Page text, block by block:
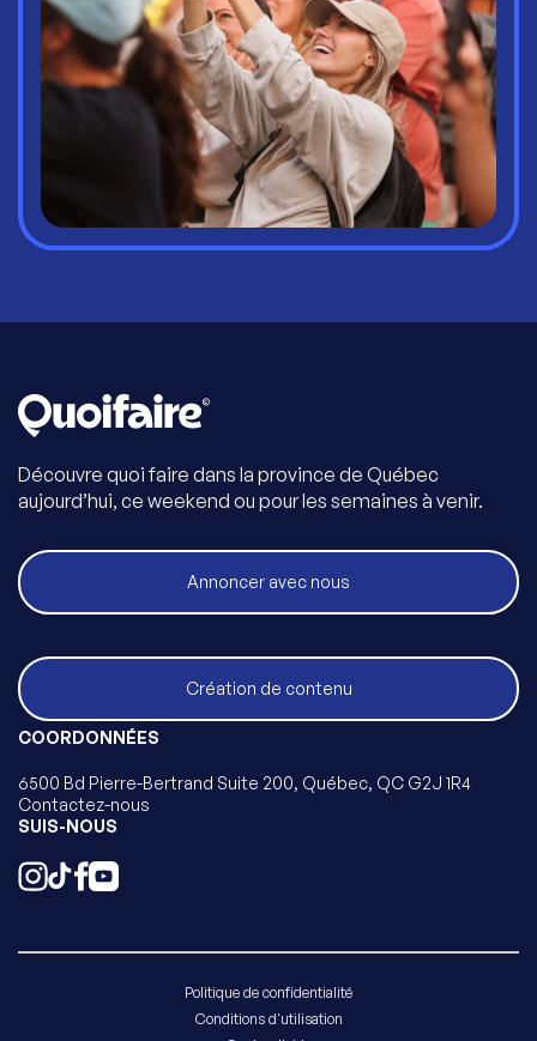
Découvre quoi faire dans la province de Québec
aujourd’hui, ce weekend ou pour les semaines à venir.
Annoncer avec nous
Création de contenu
COORDONNÉES
6500 Bd Pierre-Bertrand Suite 200, Québec, QC G2J 1R4
Contactez-nous
SUIS-NOUS
Politique de confidentialité
Conditions d'utilisation